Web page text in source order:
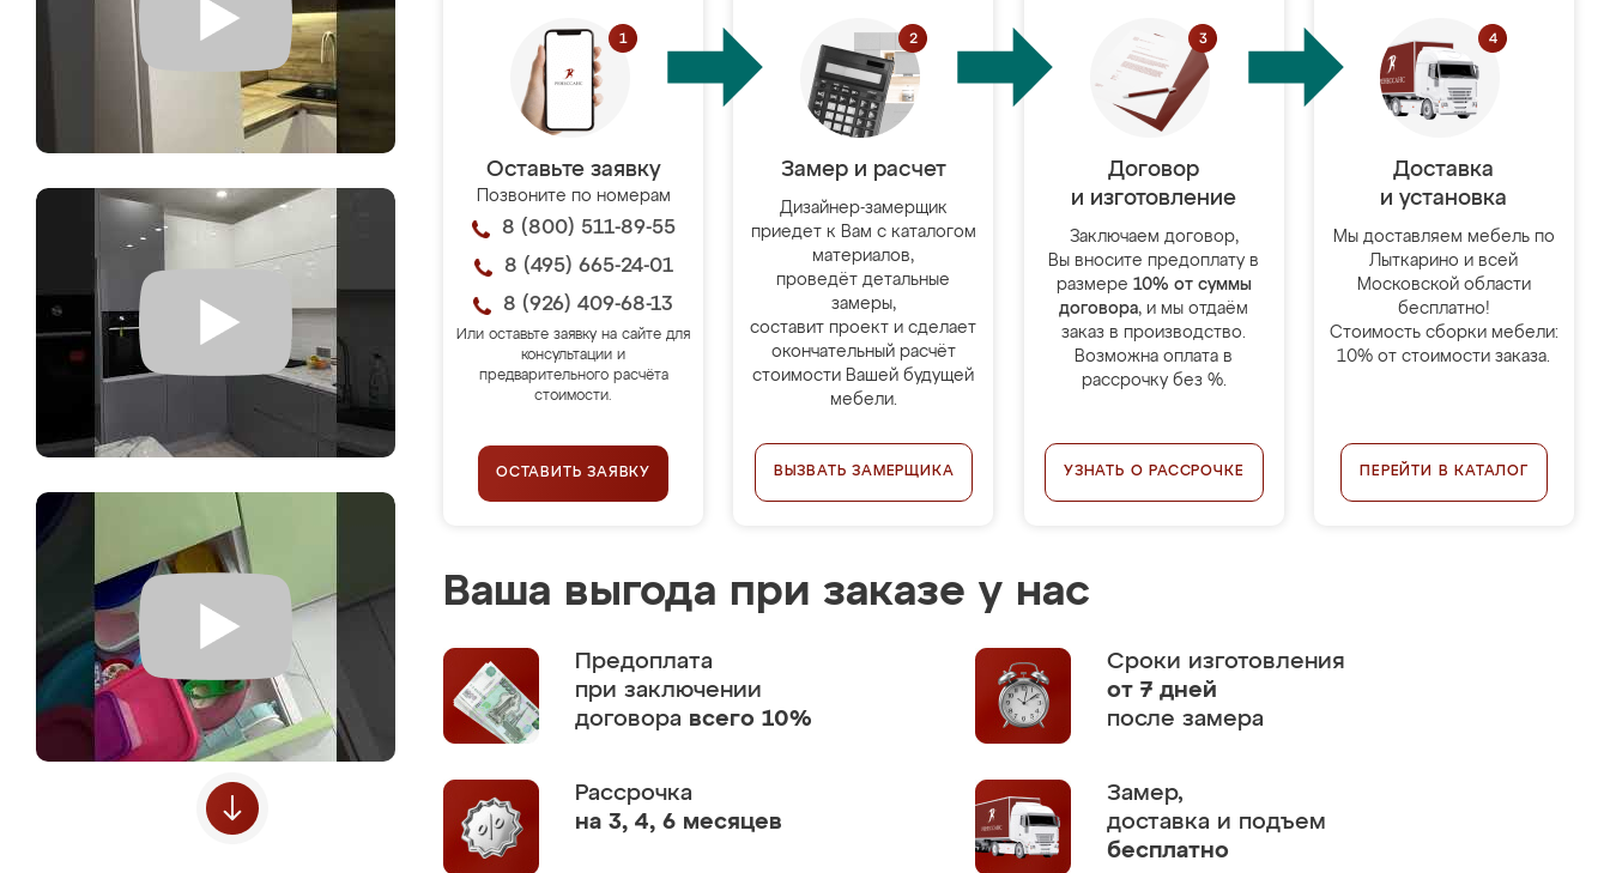
Оставьте заявку
Позвоните по номерам
8 (800) 511-89-55
8 (495) 665-24-01
8 (926) 409-68-13
Или оставьте заявку на сайте для
консультации и
предварительного расчёта
стоимости.
ОСТАВИТЬ ЗАЯВКУ
Замер и расчет
Дизайнер-замерщик
приедет к Вам с каталогом
материалов,
проведёт детальные
замеры,
составит проект и сделает
окончательный расчёт
стоимости Вашей будущей
мебели.
ВЫЗВАТЬ ЗАМЕРЩИКА
Договор
и изготовление
Заключаем договор,
Вы вносите предоплату в
размере 10% от суммы
договора, и мы отдаём
заказ в производство.
Возможна оплата в
рассрочку без %.
УЗНАТЬ О РАССРОЧКЕ
Доставка
и установка
Мы доставляем мебель по
Лыткарино и всей
Московской области
бесплатно!
Стоимость сборки мебели:
10% от стоимости заказа.
ПЕРЕЙТИ В КАТАЛОГ
Ваша выгода при заказе у нас
Предоплата
при заключении
договора всего 10%
Сроки изготовления
от 7 дней
после замера
Рассрочка
на 3, 4, 6 месяцев
Замер,
доставка и подъем
бесплатно